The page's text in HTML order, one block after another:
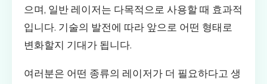
으며, 일반 레이저는 다목적으로 사용할 때 효과적
입니다. 기술의 발전에 따라 앞으로 어떤 형태로
변화할지 기대가 됩니다.
여러분은 어떤 종류의 레이저가 더 필요하다고 생